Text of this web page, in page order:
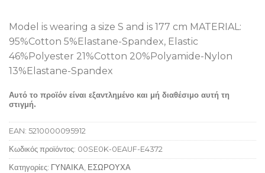
Model is wearing a size S and is 177 cm MATERIAL:
95%Cotton 5%Elastane-Spandex, Elastic
46%Polyester 21%Cotton 20%Polyamide-Nylon
13%Elastane-Spandex
Αυτό το προϊόν είναι εξαντλημένο και μή διαθέσιμο αυτή τη
στιγμή.
EAN: 5210000095912
Κωδικός προϊόντος: 00SE0K-0EAUF-E4372
Κατηγορίες: ΓΥΝΑΙΚΑ ΕΣΩΡΟΥΧΑ